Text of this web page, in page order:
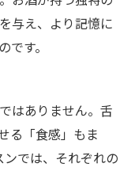
与え、より記憶に
す。
はありません。舌
る「食感」もま
では、それぞれの